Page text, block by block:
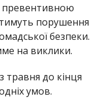
превентивною
порушення
безпеки.
на виклики.
до кінця
умов.